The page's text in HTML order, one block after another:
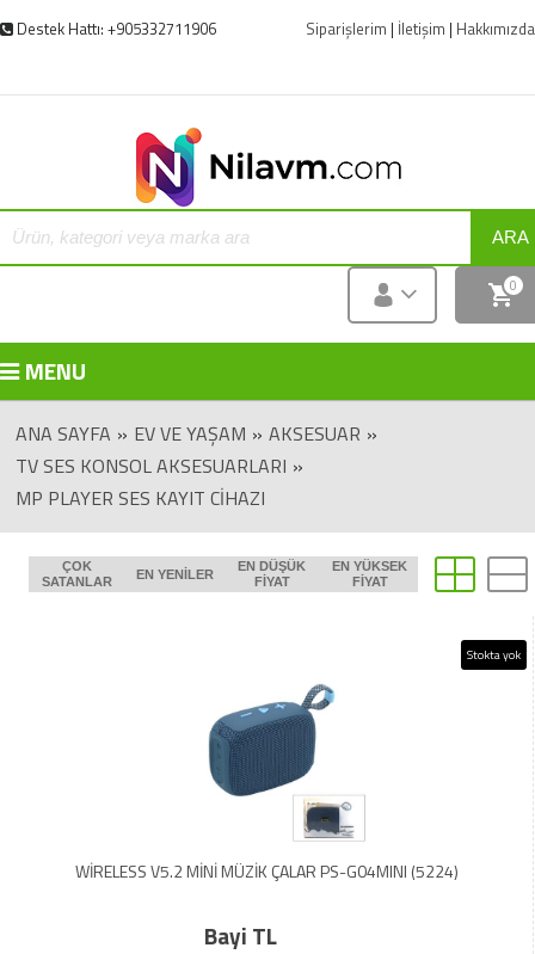
Destek Hattı: +905332711906 Siparişlerim | İletişim | Hakkımızda
ARA
0
MENU
ANA SAYFA » EV VE YAŞAM » AKSESUAR »
TV SES KONSOL AKSESUARLARI »
MP PLAYER SES KAYIT CIHAZI
ÇOK
SATANLAR
EN YENILER
EN DÜŞÜK
FIYAT
EN YÜKSEK
FIYAT
Stokta yok
WİRELESS V5.2 MİNİ MÜZİK ÇALAR PS-G04MINI (5224)
Bayi TL